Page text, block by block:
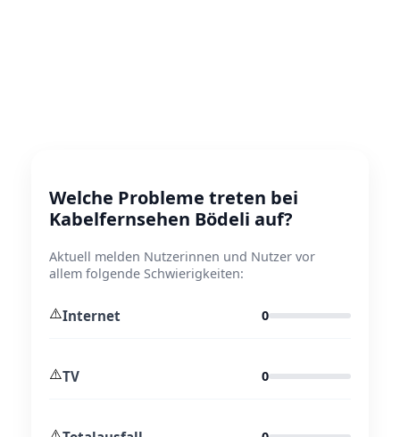
Welche Probleme treten bei
Kabelfernsehen Bödeli auf?
Aktuell melden Nutzerinnen und Nutzer vor
allem folgende Schwierigkeiten:
⚠️Internet 0
⚠️TV 0